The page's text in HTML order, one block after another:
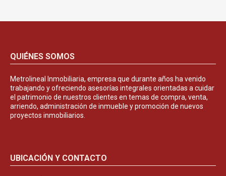
QUIÉNES SOMOS
Metrolineal Inmobiliaria, empresa que durante años ha venido
trabajando y ofreciendo asesorías integrales orientadas a cuidar
el patrimonio de nuestros clientes en temas de compra, venta,
arriendo, administración de inmueble y promoción de nuevos
proyectos inmobiliarios.
UBICACIÓN Y CONTACTO